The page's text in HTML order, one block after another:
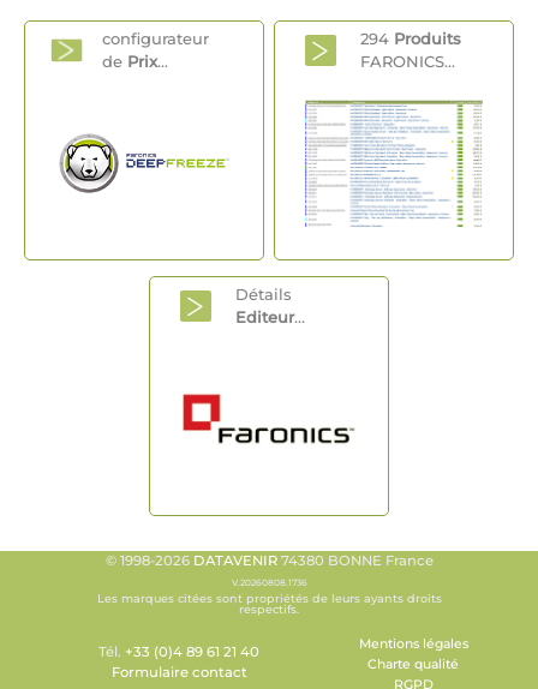
configurateur
de Prix...
294 Produits
FARONICS...
Détails
Editeur...
© 1998-2026 DATAVENIR74380 BONNE France
V.20260808.1736
Les marques citées sont propriétés de leurs ayants droits
respectifs.
Tél. +33 (0)4 89 61 21 40
Formulaire contact
Mentions légales
Charte qualité
RGPD